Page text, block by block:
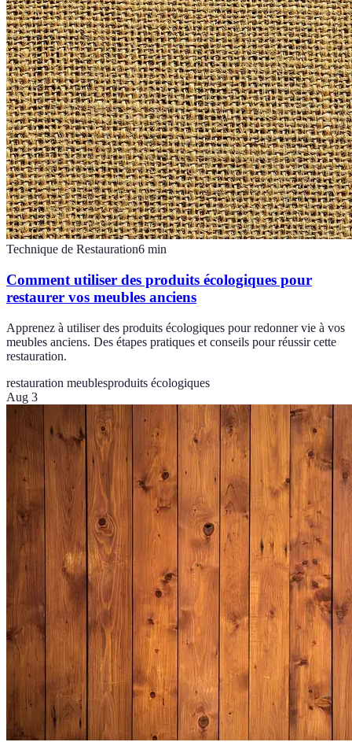
Technique de Restauration6 min
Comment utiliser des produits écologiques pour
restaurer vos meubles anciens
Apprenez à utiliser des produits écologiques pour redonner vie à vos
meubles anciens. Des étapes pratiques et conseils pour réussir cette
restauration.
restauration meublesproduits écologiques
Aug 3